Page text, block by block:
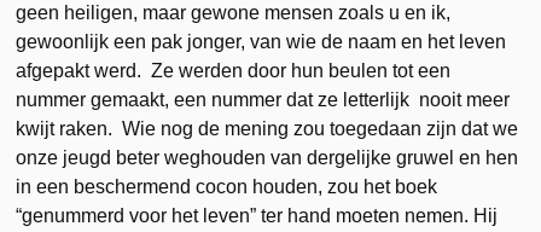
geen heiligen, maar gewone mensen zoals u en ik,
gewoonlijk een pak jonger, van wie de naam en het leven
afgepakt werd. Ze werden door hun beulen tot een
nummer gemaakt, een nummer dat ze letterlijk nooit meer
kwijt raken. Wie nog de mening zou toegedaan zijn dat we
onze jeugd beter weghouden van dergelijke gruwel en hen
in een beschermend cocon houden, zou het boek
“genummerd voor het leven” ter hand moeten nemen. Hij